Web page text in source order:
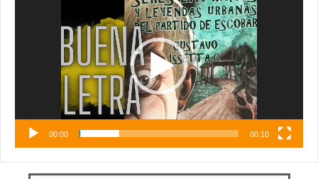
00:00 00:10